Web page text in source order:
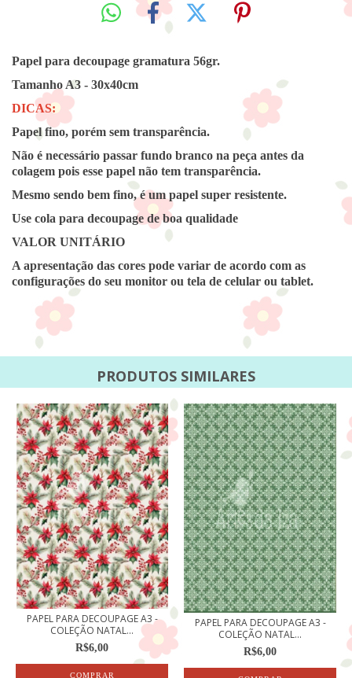
Papel para decoupage gramatura 56gr.
Tamanho A3 - 30x40cm
DICAS:
Papel fino, porém sem transparência.
Não é necessário passar fundo branco na peça antes da
colagem pois esse papel não tem transparência.
Mesmo sendo bem fino, é um papel super resistente.
Use cola para decoupage de boa qualidade
VALOR UNITÁRIO
A apresentação das cores pode variar de acordo com as
configurações do seu monitor ou tela de celular ou tablet.
PRODUTOS SIMILARES
PAPEL PARA DECOUPAGE A3 -
COLEÇÃO NATAL...
R$6,00
PAPEL PARA DECOUPAGE A3 -
COLEÇÃO NATAL...
R$6,00